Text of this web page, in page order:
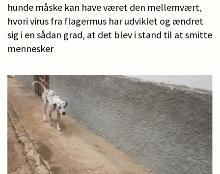
hunde måske kan have været den mellemvært,
hvori virus fra flagermus har udviklet og ændret
sig i en sådan grad, at det blev i stand til at smitte
mennesker